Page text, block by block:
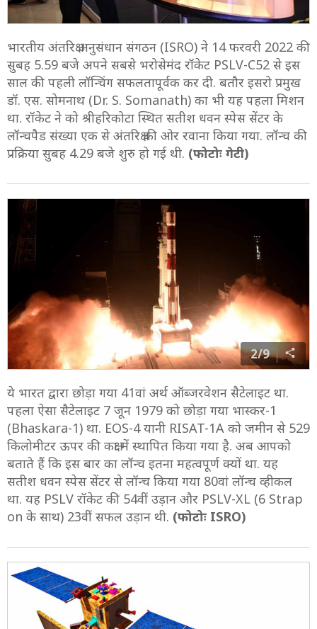
भारतीय अंतरिक्ष अनुसंधान संगठन (ISRO) ने 14 फरवरी 2022 की
सुबह 5.59 बजे अपने सबसे भरोसेमंद रॉकेट PSLV-C52 से इस
साल की पहली लॉन्चिंग सफलतापूर्वक कर दी. बतौर इसरो प्रमुख
डॉ. एस. सोमनाथ (Dr. S. Somanath) का भी यह पहला मिशन
था. रॉकेट ने को श्रीहरिकोटा स्थित सतीश धवन स्पेस सेंटर के
लॉन्चपैड संख्या एक से अंतरिक्ष की ओर रवाना किया गया. लॉन्च की
प्रक्रिया सुबह 4.29 बजे शुरु हो गई थी. (फोटोः गेटी)
2/9
ये भारत द्वारा छोड़ा गया 41वां अर्थ ऑब्जरवेशन सैटेलाइट था.
पहला ऐसा सैटेलाइट 7 जून 1979 को छोड़ा गया भास्कर-1
(Bhaskara-1) था. EOS-4 यानी RISAT-1A को जमीन से 529
किलोमीटर ऊपर की कक्षा में स्थापित किया गया है. अब आपको
बताते हैं कि इस बार का लॉन्च इतना महत्वपूर्ण क्यों था. यह
सतीश धवन स्पेस सेंटर से लॉन्च किया गया 80वां लॉन्च व्हीकल
था. यह PSLV रॉकेट की 54वीं उड़ान और PSLV-XL (6 Strap
on के साथ) 23वीं सफल उड़ान थी. (फोटोः ISRO)